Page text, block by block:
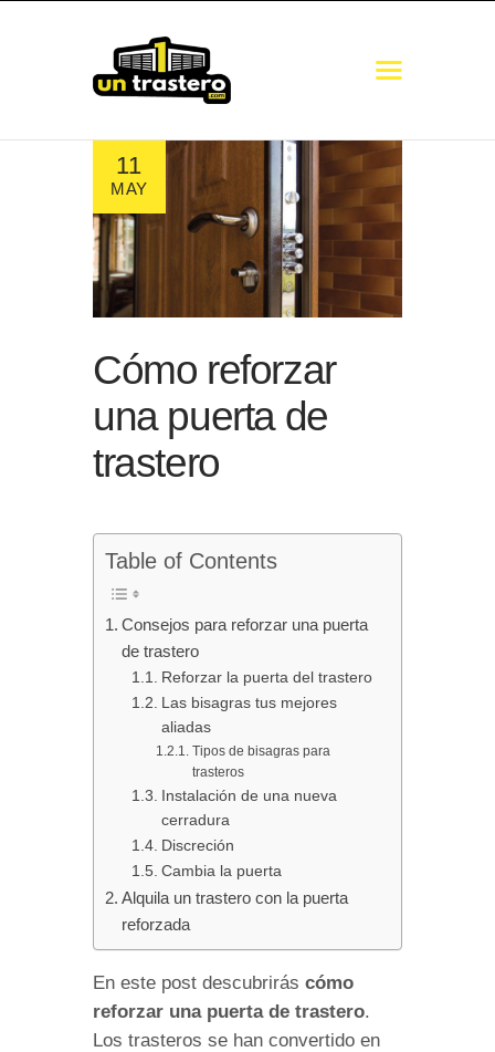
COMUNICADO
TRASTEROS
MINI ALMACENES
GUARDAMUEBLES
NAVES
11
MAY
Cómo reforzar
una puerta de
trastero
Table of Contents
Consejos para reforzar una puerta
de trastero
Reforzar la puerta del trastero
Las bisagras tus mejores
aliadas
Tipos de bisagras para
trasteros
Instalación de una nueva
cerradura
Discreción
Cambia la puerta
Alquila un trastero con la puerta
reforzada
En este post descubrirás cómo
reforzar una puerta de trastero.
Los trasteros se han convertido en